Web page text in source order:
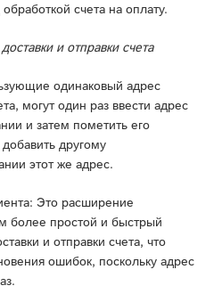
счета на оплату.
и отправки счета
одинаковый адрес
могут один раз ввести адрес
и затем пометить его
другому
этот же адрес.
Это расширение
более простой и быстрый
и отправки счета, что
ошибок, поскольку адрес